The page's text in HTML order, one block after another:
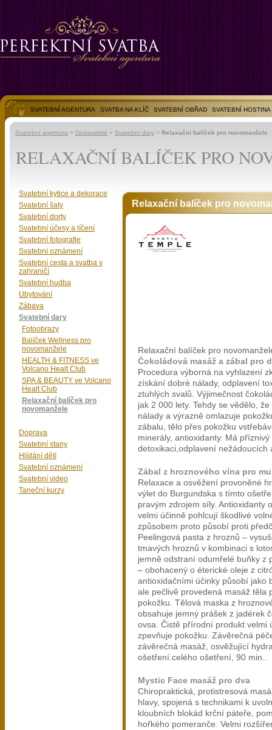
SVATEBNÍ AGENTURA SVATBA NA KLÍČ SVATEBNÍ OBŘAD
SVATEBNÍ HOSTINA
SVATEBNÍ FOTOGALERIE
Svatební agentura > Dodavatelé > Svatební dary > Relaxační balíček pro novomanžele
RELAXAČNÍ BALÍČEK PRO
Relaxační balíček pro
Relaxační balíček pro
Čokoládová masáž a zábal pro
Procedura výborná na vyhlazení
získání dobré nálady, odplavení
ztuhlých svalů. Výjimečnost
jak 2 000 lety. Tehdy se vědělo,
nálady a výrazně omlazuje
zábalu, tělo přes pokožku
minerály, antioxidanty. Má
detoxikaci,odplavení nežádoucích
Zábal z hroznového vína pro
Relaxace a osvěžení provoněné
výlet do Burgundska s tímto
pravým zdrojem síly. Antioxidanty
velmi účinně pohlcují škodlivé
způsobem proto působí proti
Peelingová pasta z hroznů –
tmavých hroznů v kombinaci s
jemně odstraní odumřelé buňky z
– obohacený o éterické oleje z
antioxidačními účinky působí jako
ale pečlivě provedená masáž těla
pokožku. Tělová maska z
obsahuje jemný prášek z jadérek
ovsa. Čistě přírodní produkt velmi
zpevňuje pokožku. Závěrečná
závěrečná masáž, osvěžující
ošetření.celého ošetření, 90 min..
Mystic Face masáž pro dva
Chiropraktická, protistresová
hlavy, spojená s technikami k
kloubních blokád krční páteře,
hořkého pomeranče. Velmi
Svatební kytice a dekorace
Svatební šaty
Svatební dorty
Svatební účesy a líčení
Svatební fotografie
Svatební oznámení
Svatební cesta a svatba v
zahraničí
Svatební hudba
Ubytování
Zábava
Svatební dary
Fotoobrazy
Balíček Wellness pro
novomanžele
HEALTH & FITNESS ve
Volcano Healt Club
SPA & BEAUTY ve Volcano
Healt Club
Relaxační balíček pro
novomanžele
Doprava
Svatební stany
Hlídání dětí
Svatební oznámení
Svatební video
Taneční kurzy